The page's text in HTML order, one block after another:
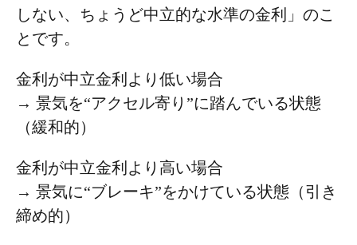
しない、ちょうど中立的な水準の金利」のこ
とです。
金利が中立金利より低い場合
→ 景気を“アクセル寄り”に踏んでいる状態
（緩和的）
金利が中立金利より高い場合
→ 景気に“ブレーキ”をかけている状態（引き
締め的）